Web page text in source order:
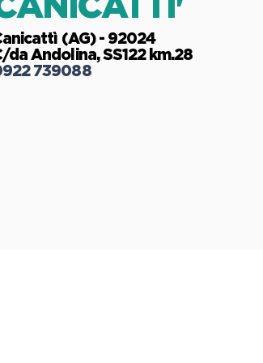
(AG) - 92024
da Andolina, SS122 km.28
739088